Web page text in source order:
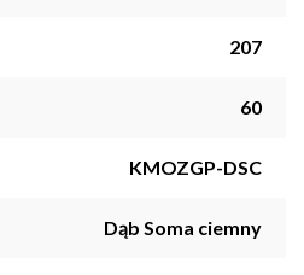
207
60
KMOZGP-DSC
Dąb Soma ciemny